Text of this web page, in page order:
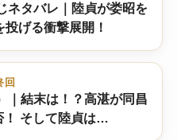
ネタバレ｜陸貞が娄昭を
げる衝撃展開！
回
｜結末は！？高湛が同昌
！ そして陸貞は…